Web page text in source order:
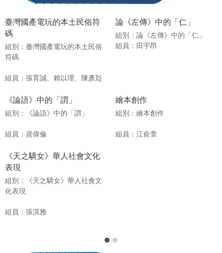
數位走讀：府城中西區廟宇文
學散策與對聯研究
組別：數位走讀：府城中西區廟宇
文學散策與對聯研究
原創小說創作
組別：原創小說創作
組別：文學創作（同人文創作）
組員：池欣耘
組別：華文教學相關桌遊
實教
組別：京劇文化課—教案教具製作
與實教
組員：陳姵璇、王柔茜、陳寓品
影片連結